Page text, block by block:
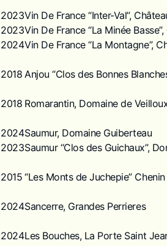
2023Vin De France “Inter-Val”,
2023Vin De France “La Minée
2024Vin De France “La Montagne”,
2018 Anjou “Clos des Bonnes
2018 Romarantin, Domaine de
2024Saumur, Domaine Guiberteau
2023Saumur “Clos des Guichaux”,
2015 “Les Monts de Juchepie”
2024Sancerre, Grandes Perrieres
2024Les Bouches, La Porte Saint